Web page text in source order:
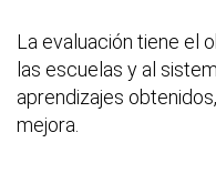
La evaluación tiene el
las escuelas y al
aprendizajes
mejora.